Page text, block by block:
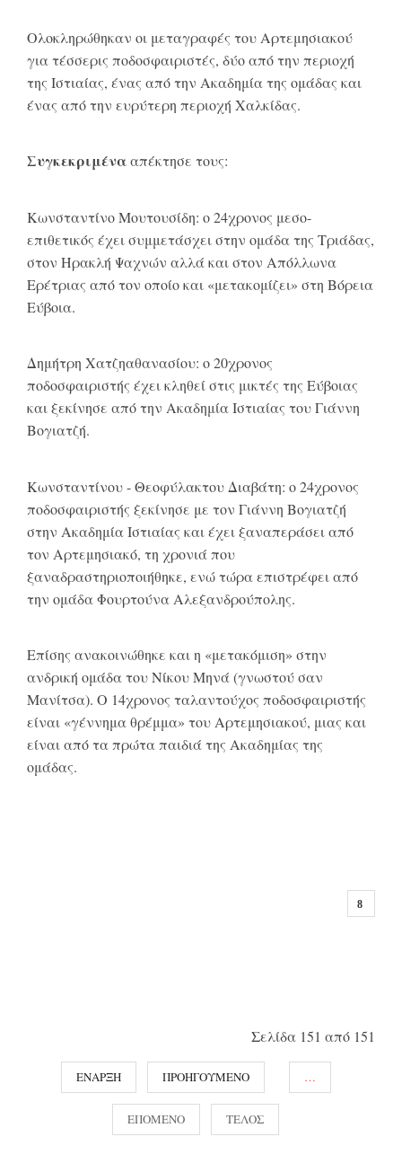
Ολοκληρώθηκαν οι μεταγραφές του Αρτεμησιακού
για τέσσερις ποδοσφαιριστές, δύο από την περιοχή
της Ιστιαίας, ένας από την Ακαδημία της ομάδας και
ένας από την ευρύτερη περιοχή Χαλκίδας.
Συγκεκριμένααπέκτησε τους:
Κωνσταντίνο Μουτουσίδη: ο 24χρονος μεσο-
επιθετικός έχει συμμετάσχει στην ομάδα της Τριάδας,
στον Ηρακλή Ψαχνών αλλά και στον Απόλλωνα
Ερέτριας από τον οποίο και «μετακομίζει» στη Βόρεια
Εύβοια.
Δημήτρη Χατζηαθανασίου: ο 20χρονος
ποδοσφαιριστής έχει κληθεί στις μικτές της Εύβοιας
και ξεκίνησε από την Ακαδημία Ιστιαίας του Γιάννη
Βογιατζή.
Κωνσταντίνου - Θεοφύλακτου Διαβάτη: ο 24χρονος
ποδοσφαιριστής ξεκίνησε με τον Γιάννη Βογιατζή
στην Ακαδημία Ιστιαίας και έχει ξαναπεράσει από
τον Αρτεμησιακό, τη χρονιά που
ξαναδραστηριοποιήθηκε, ενώ τώρα επιστρέφει από
την ομάδα Φουρτούνα Αλεξανδρούπολης.
Επίσης ανακοινώθηκε και η «μετακόμιση» στην
ανδρική ομάδα του Νίκου Μηνά (γνωστού σαν
Μανίτσα). Ο 14χρονος ταλαντούχος ποδοσφαιριστής
είναι «γέννημα θρέμμα» του Αρτεμησιακού, μιας και
είναι από τα πρώτα παιδιά της Ακαδημίας της
ομάδας.
Σελίδα 151 από 151
ΈΝΑΡΞΗ ΠΡΟΗΓΟΎΜΕΝΟ …
ΕΠΌΜΕΝΟ ΤΈΛΟΣ